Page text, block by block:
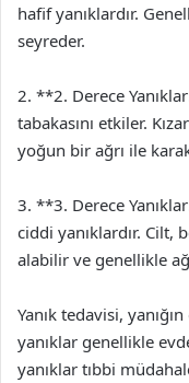
hafif yanıklardır.
seyreder.
2. **2. Derece
tabakasını etkiler.
yoğun bir ağrı ile
3. **3. Derece
ciddi yanıklardır.
alabilir ve genellikle
Yanık tedavisi,
yanıklar genellikle
yanıklar tıbbi